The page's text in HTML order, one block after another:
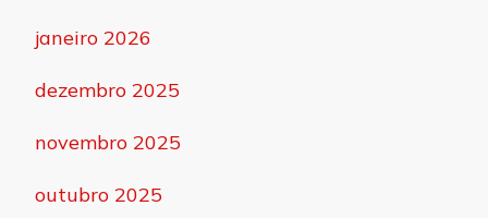
janeiro 2026
dezembro 2025
novembro 2025
outubro 2025